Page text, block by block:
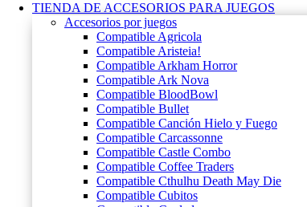
TIENDA DE ACCESORIOS PARA JUEGOS
Accesorios por juegos
Compatible Agricola
Compatible Aristeia!
Compatible Arkham Horror
Compatible Ark Nova
Compatible BloodBowl
Compatible Bullet
Compatible Canción Hielo y Fuego
Compatible Carcassonne
Compatible Castle Combo
Compatible Coffee Traders
Compatible Cthulhu Death May Die
Compatible Cubitos